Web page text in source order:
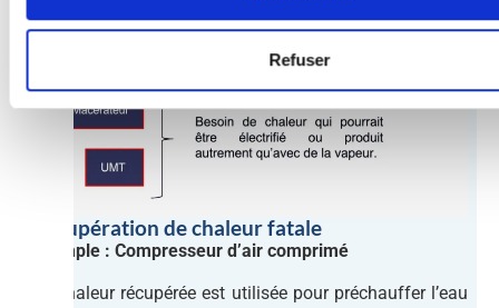
Refuser
Récupération de chaleur fatale
Exemple : Compresseur d’air comprimé
La chaleur récupérée est utilisée pour préchauffer l’eau